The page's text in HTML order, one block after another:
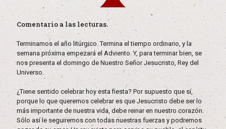
Comentario a las lecturas.
Terminamos el año litúrgico. Termina el tiempo ordinario, y la
semana próxima empezará el Adviento. Y, para terminar bien, se
nos presenta el domingo de Nuestro Señor Jesucristo, Rey del
Universo.
¿Tiene sentido celebrar hoy esta fiesta? Por supuesto que sí,
porque lo que queremos celebrar es que Jesucristo debe ser lo
más importante de nuestra vida, debe reinar en nuestro corazón.
Sólo así le seguiremos con todas nuestras fuerzas y podremos